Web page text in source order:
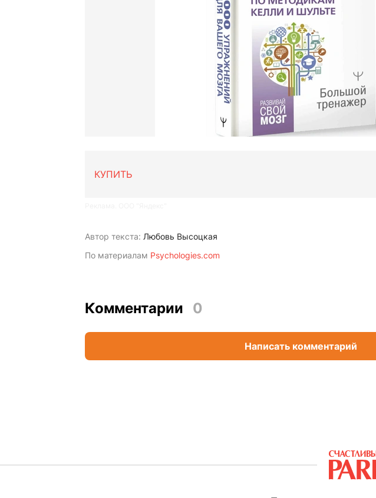
КУПИТЬ
Автор текста: Любовь Высоцкая
По материалам Psychologies.com
Комментарии 0
Написать комментарий